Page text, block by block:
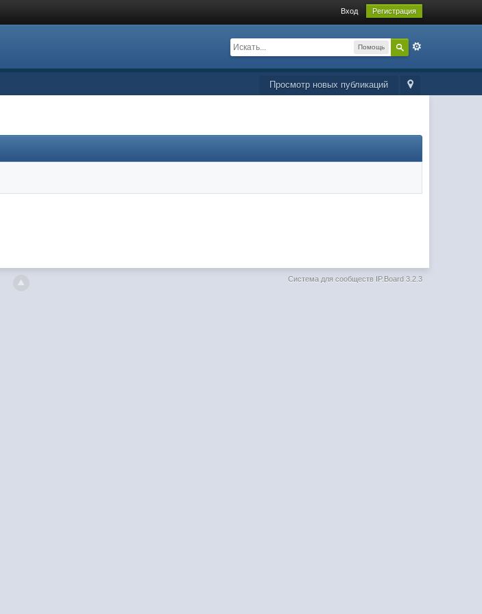
Вход Регистрация
Помощь
Просмотр новых публикаций
Система для сообществ IP.Board 3.2.3